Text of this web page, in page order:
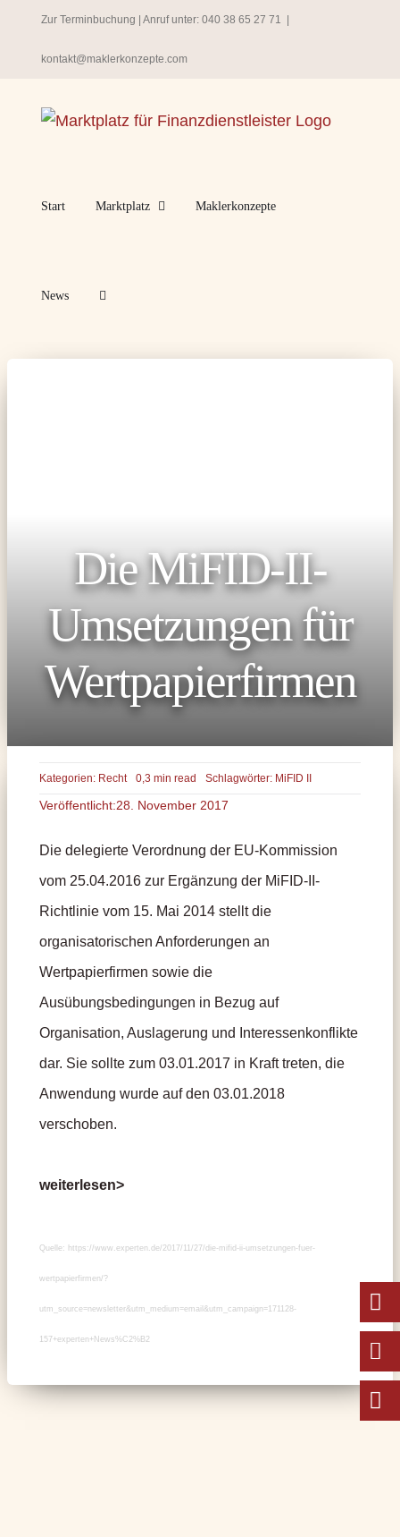
springen
Zur Terminbuchung | Anruf unter: 040 38 65 27 71
kontakt@maklerkonzepte.com
Start Marktplatz Maklerkonzepte
News
Die MiFID-II-
Umsetzungen für
Wertpapierfirmen
Kategorien: Recht 0,3 min read Schlagwörter: MiFID II
Veröffentlicht:28. November 2017
Die delegierte Verordnung der EU-Kommission
vom 25.04.2016 zur Ergänzung der MiFID-II-
Richtlinie vom 15. Mai 2014 stellt die
organisatorischen Anforderungen an
Wertpapierfirmen sowie die
Ausübungsbedingungen in Bezug auf
Organisation, Auslagerung und Interessenkonflikte
dar. Sie sollte zum 03.01.2017 in Kraft treten, die
Anwendung wurde auf den 03.01.2018
verschoben.
weiterlesen>
Quelle: https://www.experten.de/2017/11/27/die-mifid-ii-umsetzungen-fuer-
wertpapierfirmen/?
utm_source=newsletter&utm_medium=email&utm_campaign=171128-
157+experten+News%C2%B2